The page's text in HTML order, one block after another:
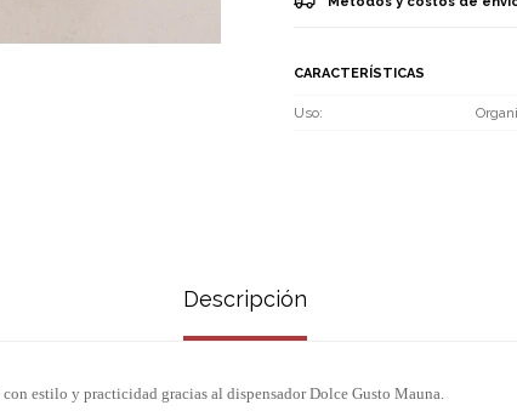
CARACTERÍSTICAS
Uso
Descripción
con estilo y practicidad gracias al dispensador Dolce Gusto Mauna.